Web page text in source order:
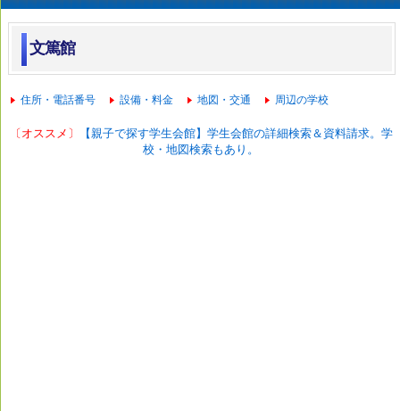
文篤館
住所・電話番号 設備・料金 地図・交通 周辺の学校
〔オススメ〕
【親子で探す学生会館】学生会館の詳細検索＆資料請求。学
校・地図検索もあり。